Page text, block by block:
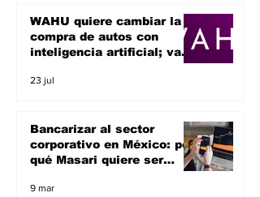
WAHU quiere cambiar la
compra de autos con
inteligencia artificial; va
unicornio
23 jul
Bancarizar al sector
corporativo en México: por
qué Masari quiere ser
empresas
9 mar